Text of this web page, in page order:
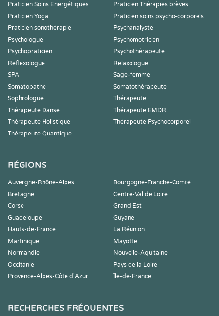
Praticien Soins Energétiques
Praticien Thérapies brèves
Praticien Yoga
Praticien soins psycho-corporels
Praticien sonothérapie
Psychanalyste
Psychologue
Psychomotricien
Psychopraticien
Psychothérapeute
Reflexologue
Relaxologue
SPA
Sage-femme
Somatopathe
Somatothérapeute
Sophrologue
Thérapeute
Thérapeute Danse
Thérapeute EMDR
Thérapeute Holistique
Thérapeute Psychocorporel
Thérapeute Quantique
RÉGIONS
Auvergne-Rhône-Alpes
Bourgogne-Franche-Comté
Bretagne
Centre-Val de Loire
Corse
Grand Est
Guadeloupe
Guyane
Hauts-de-France
La Réunion
Martinique
Mayotte
Normandie
Nouvelle-Aquitaine
Occitanie
Pays de la Loire
Provence-Alpes-Côte d'Azur
Île-de-France
RECHERCHES FRÉQUENTES